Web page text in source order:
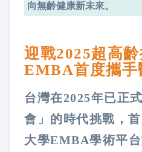
向無齡健康新未來。
迎戰2025超高
EMBA首度攜手
台灣在2025年已正
會」的時代挑戰，
大學EMBA學術平